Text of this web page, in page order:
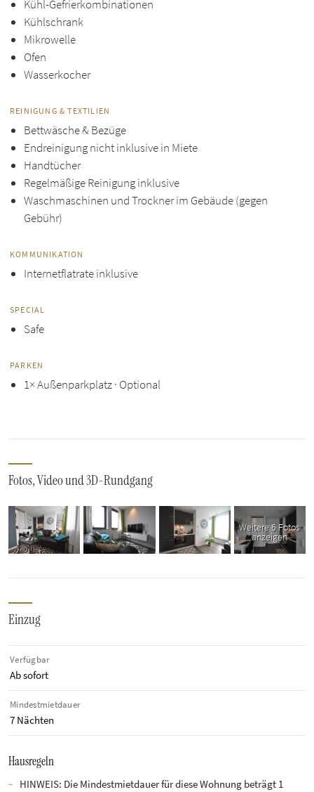
Kühl-Gefrierkombinationen
Kühlschrank
Mikrowelle
Ofen
Wasserkocher
REINIGUNG & TEXTILIEN
Bettwäsche & Bezüge
Endreinigung nicht inklusive in Miete
Handtücher
Regelmäßige Reinigung inklusive
Waschmaschinen und Trockner im Gebäude (gegen
Gebühr)
KOMMUNIKATION
Internetflatrate inklusive
SPECIAL
Safe
PARKEN
1× Außenparkplatz · Optional
Fotos, Video und 3D-Rundgang
Weitere 6 Fotos
anzeigen
Einzug
Verfügbar
Ab sofort
Mindestmietdauer
7 Nächten
Hausregeln
HINWEIS: Die Mindestmietdauer für diese Wohnung beträgt 1